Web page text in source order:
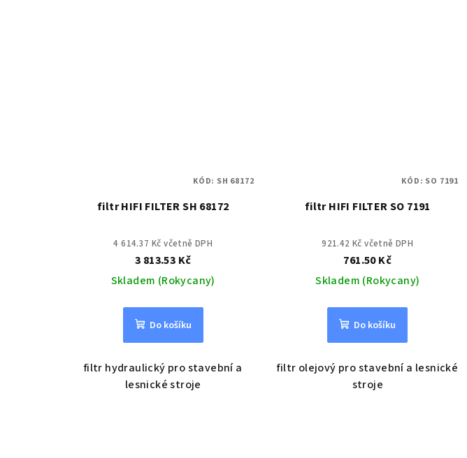
filtr HIFI FILTER SH 68172
4 614.37 Kč včetně DPH
3 813.53 Kč
Skladem (Rokycany)
Do košíku
filtr hydraulický pro stavební a
lesnické stroje
KÓD: SH 68172
filtr HIFI FILTER SO 7191
921.42 Kč včetně DPH
761.50 Kč
Skladem (Rokycany)
Do košíku
filtr olejový pro stavební a lesnické
stroje
KÓD: SO 7191